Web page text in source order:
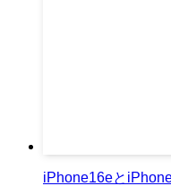
iPhone16eと